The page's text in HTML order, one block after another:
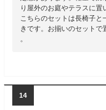
り屋外のお庭やテラスに置
こちらのセットは長椅子
きです。お揃いのセットで
。
14